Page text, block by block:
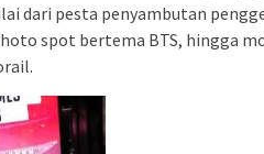
dari pesta penyambutan
spot bertema BTS, hingga